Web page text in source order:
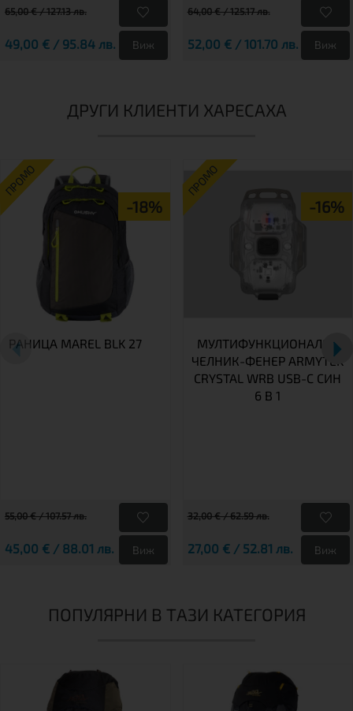
65,00 € / 127.13 лв.
49,00 € / 95.84 лв. Виж
64,00 € / 125.17 лв.
52,00 € / 101.70 лв. Виж
ДРУГИ КЛИЕНТИ ХАРЕСАХА
ПРОМО
-18%
РАНИЦА MAREL BLK 27
55,00 € / 107.57 лв.
45,00 € / 88.01 лв. Виж
ПРОМО
-16%
МУЛТИФУНКЦИОНАЛЕН
ЧЕЛНИК-ФЕНЕР ARMYTEK
CRYSTAL WRB USB-C СИН
6 В 1
32,00 € / 62.59 лв.
27,00 € / 52.81 лв. Виж
ПОПУЛЯРНИ В ТАЗИ КАТЕГОРИЯ